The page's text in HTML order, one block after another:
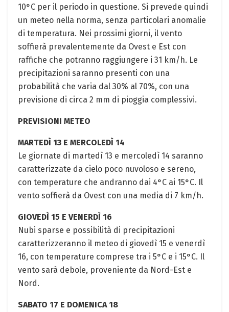
10°C per il periodo in questione. Si prevede quindi
un meteo nella norma, senza particolari anomalie
di temperatura. Nei prossimi giorni, il vento
soffierà prevalentemente da Ovest e Est con
raffiche che potranno raggiungere i 31 km/h. Le
precipitazioni saranno presenti con una
probabilità che varia dal 30% al 70%, con una
previsione di circa 2 mm di pioggia complessivi.
PREVISIONI METEO
MARTEDÌ 13 E MERCOLEDÌ 14
Le giornate di martedì 13 e mercoledì 14 saranno
caratterizzate da cielo poco nuvoloso e sereno,
con temperature che andranno dai 4°C ai 15°C. Il
vento soffierà da Ovest con una media di 7 km/h.
GIOVEDÌ 15 E VENERDÌ 16
Nubi sparse e possibilità di precipitazioni
caratterizzeranno il meteo di giovedì 15 e venerdì
16, con temperature comprese tra i 5°C e i 15°C. Il
vento sarà debole, proveniente da Nord-Est e
Nord.
SABATO 17 E DOMENICA 18